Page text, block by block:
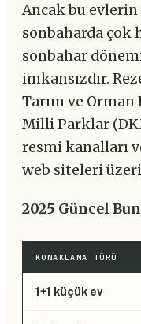
Ancak bu evlerin
sonbaharda çok
sonbahar
imkansızdır.
Tarım ve Orman
Milli Parklar
resmi kanalları
web siteleri
2025 Güncel
KONAKLAMA TÜRÜ
1+1 küçük ev